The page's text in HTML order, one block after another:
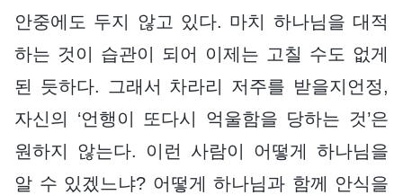
안중에도 두지 않고 있다. 마치 하나님을 대적
하는 것이 습관이 되어 이제는 고칠 수도 없게
된 듯하다. 그래서 차라리 저주를 받을지언정,
자신의 ‘언행이 또다시 억울함을 당하는 것’은
원하지 않는다. 이런 사람이 어떻게 하나님을
알 수 있겠느냐? 어떻게 하나님과 함께 안식을